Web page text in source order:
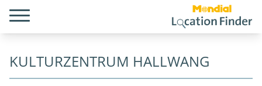
KULTURZENTRUM HALLWANG